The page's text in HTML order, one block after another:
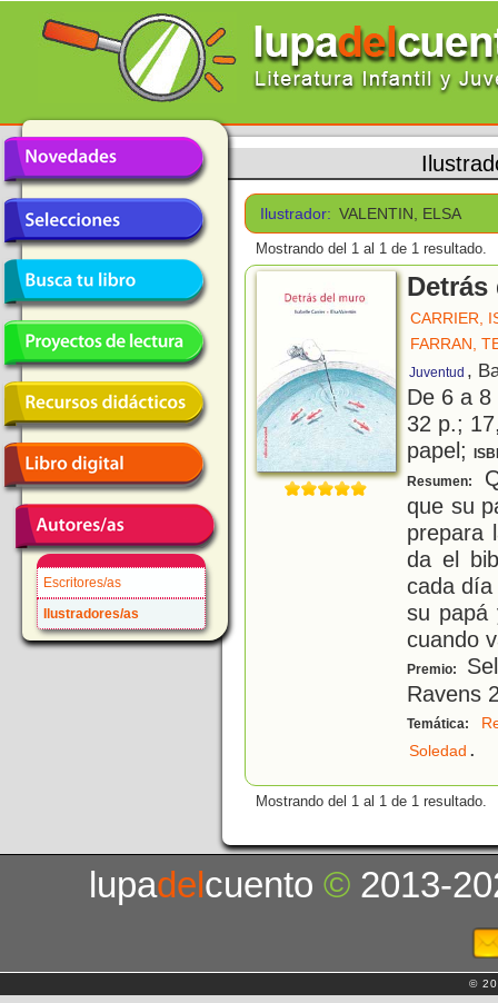
Escritores/as
Ilustradores/as
Ilustrador: VALENTIN, ELSA
Mostrando del 1 al 1 de 1 resultado.
CARRIER,
FARRAN,
Juventud ,
De 6 a
32 p.;
papel;
Resumen:
que su
prepara
da el
cada día
su papá
cuando
Premio:
Ravens
Temática:
Soledad .
Mostrando del 1 al 1 de 1 resultado.
lupadelcuento© 2013-
©